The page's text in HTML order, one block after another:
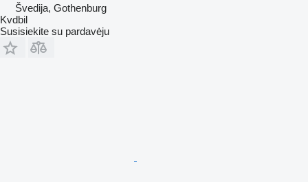
Švedija, Gothenburg
Kvdbil
Susisiekite su pardavėju